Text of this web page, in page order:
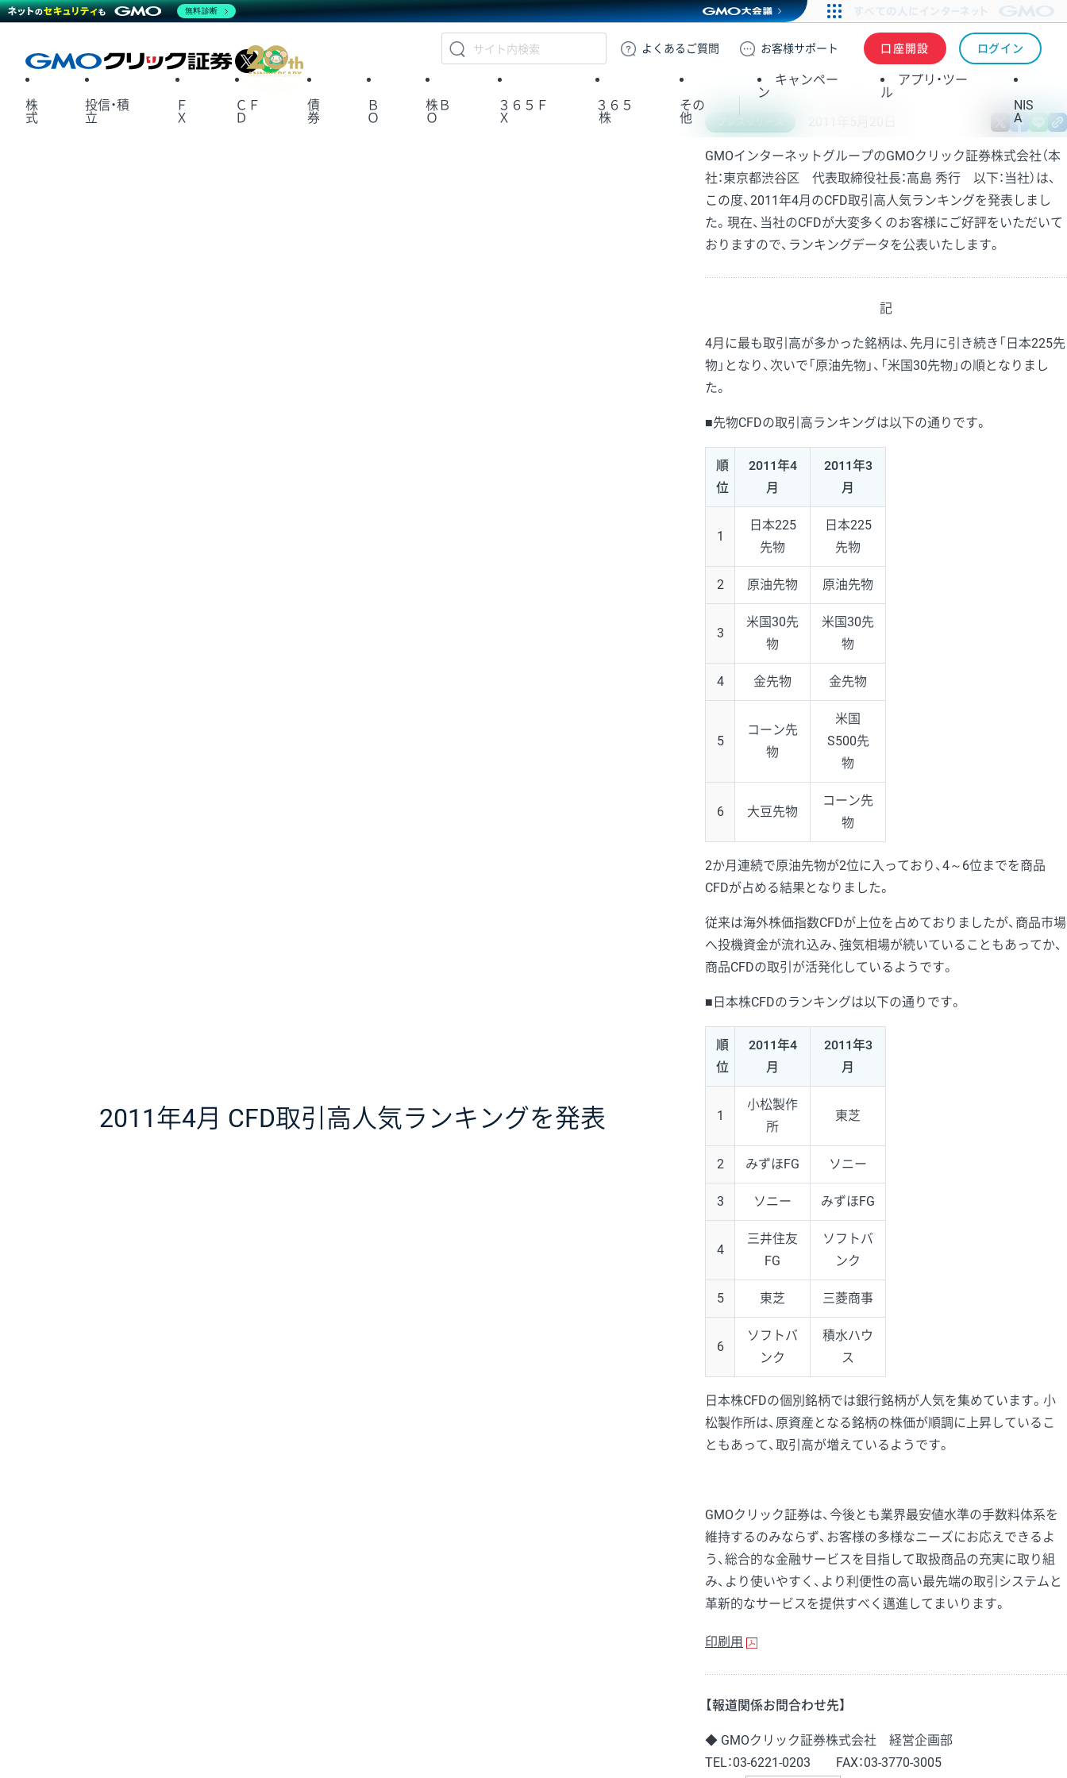
GMOクリック証券
よくある ご質問 お客様サポート 口座開設 ログイン
X
株
式
投信・積
立
Ｆ
Ｘ
ＣＦ
Ｄ
債
券
Ｂ
Ｏ
株Ｂ
Ｏ
３６５Ｆ
Ｘ
３６５
株
その
他
キャンペー
ン
アプリ・ツー
ル
NIS
A
2011年4月 CFD取引高人気ランキングを発表
X
GMOインターネットグループのGMOクリック証券株式会社（本
社：東京都渋谷区 代表取締役社長：高島 秀行 以下：当社）は、
この度、2011年4月のCFD取引高人気ランキングを発表しまし
た。現在、当社のCFDが大変多くのお客様にご好評をいただいて
おりますので、ランキングデータを公表いたします。
記
4月に最も取引高が多かった銘柄は、先月に引き続き「日本225先
物」となり、次いで「原油先物」、「米国30先物」の順となりまし
た。
■先物CFDの取引高ランキングは以下の通りです。
順
位
2011年4
月
2011年3
月
1
日本225
先物
日本225
先物
2 原油先物 原油先物
3
米国30先
物
米国30先
物
4 金先物 金先物
5
コーン先
物
米国
S500先
物
6 大豆先物
コーン先
物
2か月連続で原油先物が2位に入っており、4～6位までを商品
CFDが占める結果となりました。
従来は海外株価指数CFDが上位を占めておりましたが、商品市場
へ投機資金が流れ込み、強気相場が続いていることもあってか、
商品CFDの取引が活発化しているようです。
■日本株CFDのランキングは以下の通りです。
順
位
2011年4
月
2011年3
月
1
小松製作
所
東芝
2 みずほFG ソニー
3 ソニー みずほFG
4
三井住友
FG
ソフトバ
ンク
5 東芝 三菱商事
6
ソフトバ
ンク
積水ハウ
ス
日本株CFDの個別銘柄では銀行銘柄が人気を集めています。小
松製作所は、原資産となる銘柄の株価が順調に上昇しているこ
ともあって、取引高が増えているようです。
GMOクリック証券は、今後とも業界最安値水準の手数料体系を
維持するのみならず、お客様の多様なニーズにお応えできるよ
う、総合的な金融サービスを目指して取扱商品の充実に取り組
み、より使いやすく、より利便性の高い最先端の取引システムと
革新的なサービスを提供すべく邁進してまいります。
印刷用
【報道関係お問合わせ先】
◆ GMOクリック証券株式会社 経営企画部
TEL：03-6221-0203 FAX：03-3770-3005
無料診断